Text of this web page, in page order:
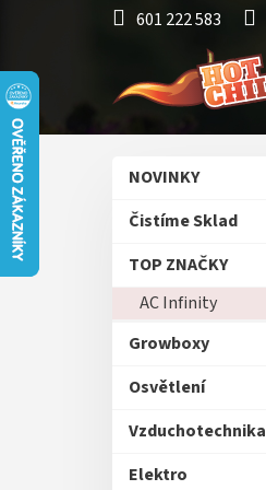
601 222 583
a
Přeskočit
NOVINKY
Čistíme Sklad
TOP ZNAČKY
AC Infinity
Growboxy
Osvětlení
Vzduchotechnika
Elektro